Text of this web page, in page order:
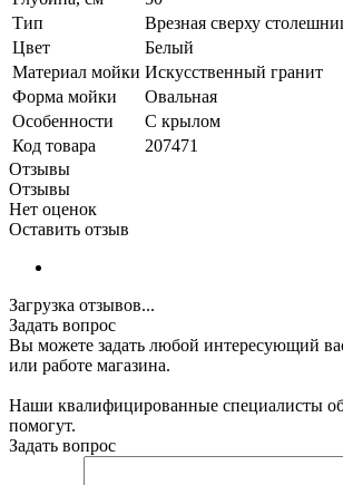
Тип
Врезная сверху
Цвет
Белый
Материал мойки Искусственный гранит
Форма мойки
Овальная
Особенности
С крылом
Код товара
207471
Отзывы
Отзывы
Нет оценок
Оставить отзыв
Загрузка отзывов...
Задать вопрос
Вы можете задать любой интересующий
или работе магазина.
Наши квалифицированные специалисты
помогут.
Задать вопрос